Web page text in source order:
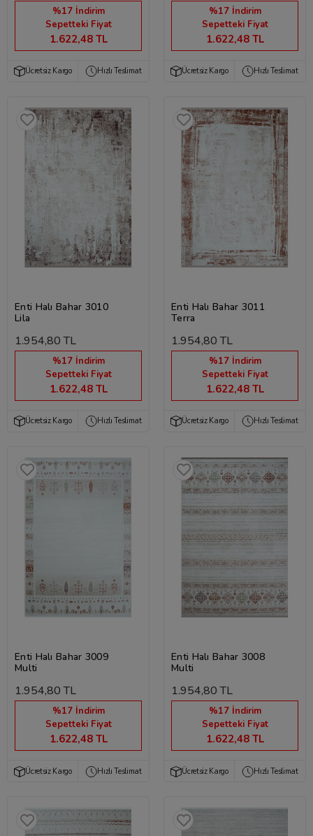
%17 İndirim
Sepetteki Fiyat
1.622,48 TL
Ücretsiz Kargo Hızlı Teslimat
%17 İndirim
Sepetteki Fiyat
1.622,48 TL
Ücretsiz Kargo Hızlı Teslimat
Enti Halı Bahar 3010
Lila
1.954,80 TL
%17 İndirim
Sepetteki Fiyat
1.622,48 TL
Ücretsiz Kargo Hızlı Teslimat
Enti Halı Bahar 3011
Terra
1.954,80 TL
%17 İndirim
Sepetteki Fiyat
1.622,48 TL
Ücretsiz Kargo Hızlı Teslimat
Enti Halı Bahar 3009
Multi
1.954,80 TL
%17 İndirim
Sepetteki Fiyat
1.622,48 TL
Ücretsiz Kargo Hızlı Teslimat
Enti Halı Bahar 3008
Multi
1.954,80 TL
%17 İndirim
Sepetteki Fiyat
1.622,48 TL
Ücretsiz Kargo Hızlı Teslimat